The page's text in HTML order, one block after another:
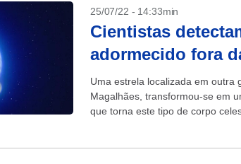
25/07/22 - 14:33min
Cientistas
adormecido fora
Uma estrela localizada em outra
Magalhães, transformou-se em
que torna este tipo de corpo